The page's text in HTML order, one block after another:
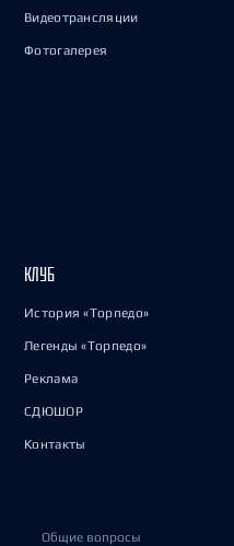
Видеотрансляции
Фотогалерея
КЛУБ
История «Торпедо»
Легенды «Торпедо»
Реклама
СДЮШОР
Контакты
Общие вопросы